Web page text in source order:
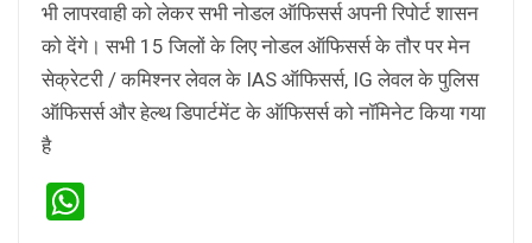
भी लापरवाही को लेकर सभी नोडल ऑफिसर्स अपनी रिपोर्ट शासन
को देंगे। सभी 15 जिलों के लिए नोडल ऑफिसर्स के तौर पर मेन
सेक्रेटरी / कमिश्नर लेवल के IAS ऑफिसर्स, IG लेवल के पुलिस
ऑफिसर्स और हेल्थ डिपार्टमेंट के ऑफिसर्स को नॉमिनेट किया गया
है